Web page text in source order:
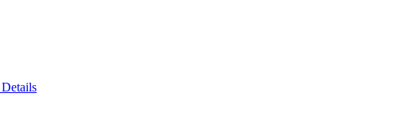
Details